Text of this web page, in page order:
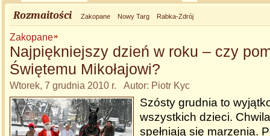
Rozmaitości Zakopane Nowy Targ Rabka-Zdrój
Zakopane
Najpiękniejszy dzień w roku – czy
Świętemu Mikołajowi?
Wtorek, 7 grudnia 2010 r. Autor: Piotr Kyc
Szósty grudnia to
wszystkich dzieci.
spełniają się marzenia.